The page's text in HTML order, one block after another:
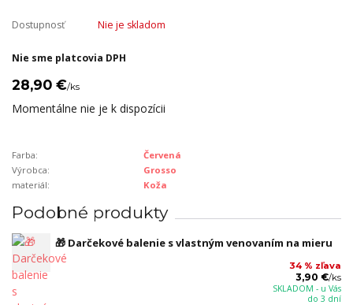
Dostupnosť Nie je skladom
Nie sme platcovia DPH
28,90 €/ks
Momentálne nie je k dispozícii
Farba:
Červená
Výrobca:
Grosso
materiál:
Koža
Podobné produkty
🎁 Darčekové balenie s vlastným venovaním na mieru
34 % zľava
3,90 €/ks
SKLADOM - u Vás
do 3 dní